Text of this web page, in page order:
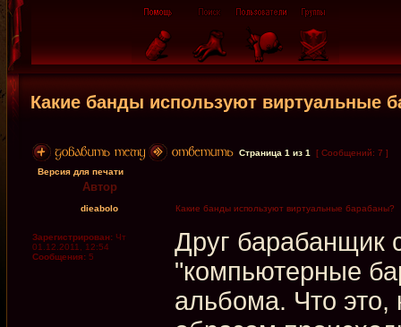
Какие банды используют виртуальные
Страница 1 из 1
[ Сообщений: 7 ]
Версия для печати
Автор
dieabolo Какие банды используют виртуальные барабаны?
Зарегистрирован: Чт
01.12.2011, 12:54
Сообщения: 5
Друг барабанщик
"компьютерные
альбома. Что это,